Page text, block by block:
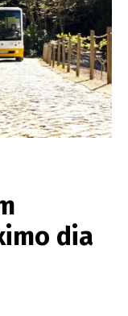
dia